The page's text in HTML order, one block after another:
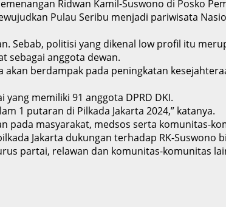
Ridwan Kamil-Suswono di Posko
Pulau Seribu menjadi pariwisata
Sebab, politisi yang dikenal low profil itu
sebagai anggota dewan.
berdampak pada peningkatan
memiliki 91 anggota DPRD DKI.
1 putaran di Pilkada Jakarta 2024,” katanya.
pada masyarakat, medsos serta komunitas-
Jakarta dukungan terhadap RK-
partai, relawan dan komunitas-komunitas